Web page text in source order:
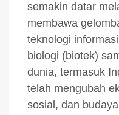
semakin datar
membawa
teknologi
biologi (biotek)
dunia, termasuk
telah mengubah
sosial, dan